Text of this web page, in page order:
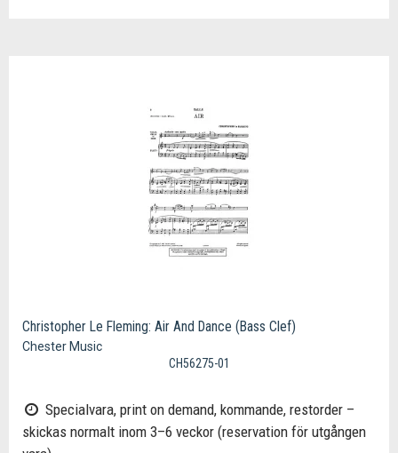
Christopher Le Fleming: Air And Dance (Bass Clef)
Chester Music
CH56275-01
Specialvara, print on demand, kommande, restorder –
skickas normalt inom 3–6 veckor (reservation för utgången